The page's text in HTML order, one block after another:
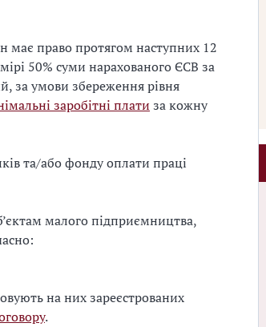
має право протягом наступних 12
50% суми нарахованого ЄСВ за
за умови збереження рівня
заробітні плати за кожну
та/або фонду оплати праці
малого підприємництва,
на них зареєстрованих
.